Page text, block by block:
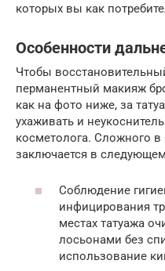
которых вы как
Особенности
Чтобы
перманентный макияж
как на фото ниже, за
ухаживать и
косметолога. Сложного в
заключается в
Соблюдение
инфицирования
местах татуажа
лосьонами без
использование